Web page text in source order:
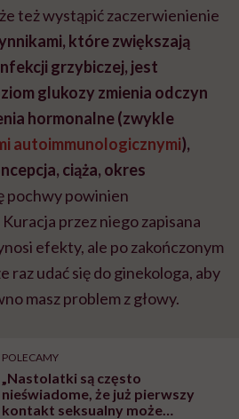
też wystąpić zaczerwienienie
które zwiększają
grzybiczej, jest
glukozy zmienia odczyn
hormonalne (zwykle
autoimmunologicznymi),
ciąża, okres
pochwy powinien
przez niego zapisana
efekty, ale po zakończonym
raz udać się do ginekologa, aby
masz problem z głowy.
POLECAMY
„Nastolatki są często
nieświadome, że już pierwszy
kontakt seksualny może